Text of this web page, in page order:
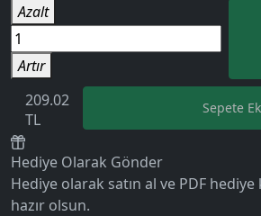
Azalt
Artır
209.02
TL
Sepete
Hediye Olarak Gönder
Hediye olarak satın al ve PDF
hazır olsun.